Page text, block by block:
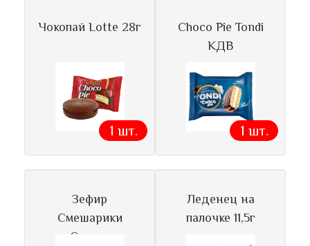
Чокопай Lotte 28г
1 шт.
Choco Pie Tondi
КДВ
1 шт.
Зефир
Смешарики
Сласти
Леденец на
палочке 11,5г